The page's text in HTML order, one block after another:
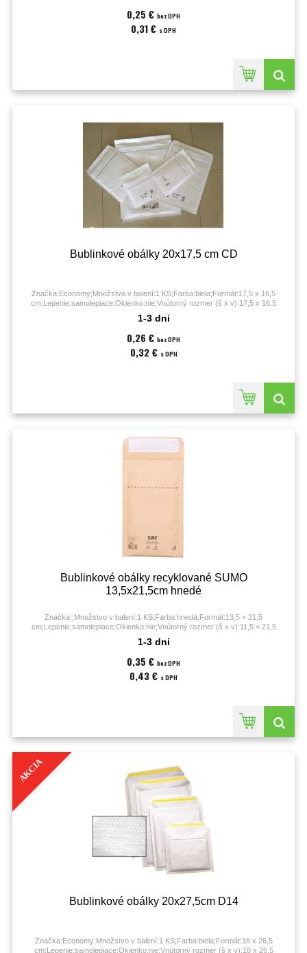
0,25 € bez DPH
0,31 € s DPH
Bublinkové obálky 20x17,5 cm CD
Značka:Economy;Množstvo v balení:1 KS;Farba:biela;Formát:17,5 x 16,5
cm;Lepenie:samolepiace;Okienko:nie;Vnútorný rozmer (š x v):17,5 x 16,5
1-3 dni
0,26 € bez DPH
0,32 € s DPH
Bublinkové obálky recyklované SUMO
13,5x21,5cm hnedé
Značka:;Množstvo v balení:1 KS;Farba:hnedá;Formát:13,5 × 21,5
cm;Lepenie:samolepiace;Okienko:nie;Vnútorný rozmer (š x v):11,5 × 21,5
1-3 dni
0,35 € bez DPH
0,43 € s DPH
AKCIA
Bublinkové obálky 20x27,5cm D14
Značka:Economy;Množstvo v balení:1 KS;Farba:biela;Formát:18 x 26,5
cm;Lepenie:samolepiace;Okienko:nie;Vnútorný rozmer (š x v):18 x 26,5